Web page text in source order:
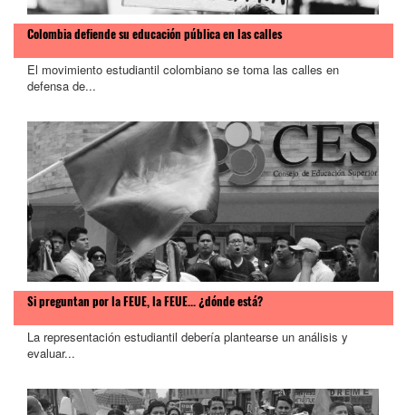
Colombia defiende su educación pública en las calles
El movimiento estudiantil colombiano se toma las calles en
defensa de...
Si preguntan por la FEUE, la FEUE... ¿dónde está?
La representación estudiantil debería plantearse un análisis y
evaluar...